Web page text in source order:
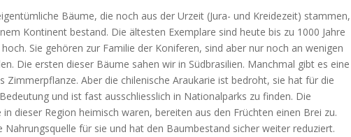
Bäume, die noch aus der Urzeit (Jura- und Kreidezeit) stammen,
Kontinent bestand. Die ältesten Exemplare sind heute bis zu 1000 Jahre
Sie gehören zur Familie der Koniferen, sind aber nur noch an wenigen
Die ersten dieser Bäume sahen wir in Südbrasilien. Manchmal gibt es eine
Zimmerpflanze. Aber die chilenische Araukarie ist bedroht, sie hat für die
und ist fast ausschliesslich in Nationalparks zu finden. Die
dieser Region heimisch waren, bereiten aus den Früchten einen Brei zu.
Nahrungsquelle für sie und hat den Baumbestand sicher weiter reduziert.